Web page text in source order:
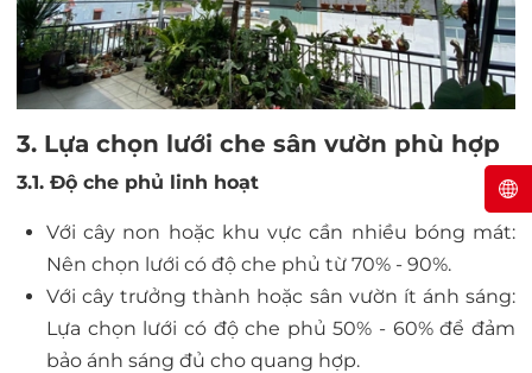
3. Lựa chọn lưới che sân vườn phù hợp
3.1. Độ che phủ linh hoạt
Với cây non hoặc khu vực cần nhiều bóng mát:
Nên chọn lưới có độ che phủ từ 70% - 90%.
Với cây trưởng thành hoặc sân vườn ít ánh sáng:
Lựa chọn lưới có độ che phủ 50% - 60% để đảm
bảo ánh sáng đủ cho quang hợp.